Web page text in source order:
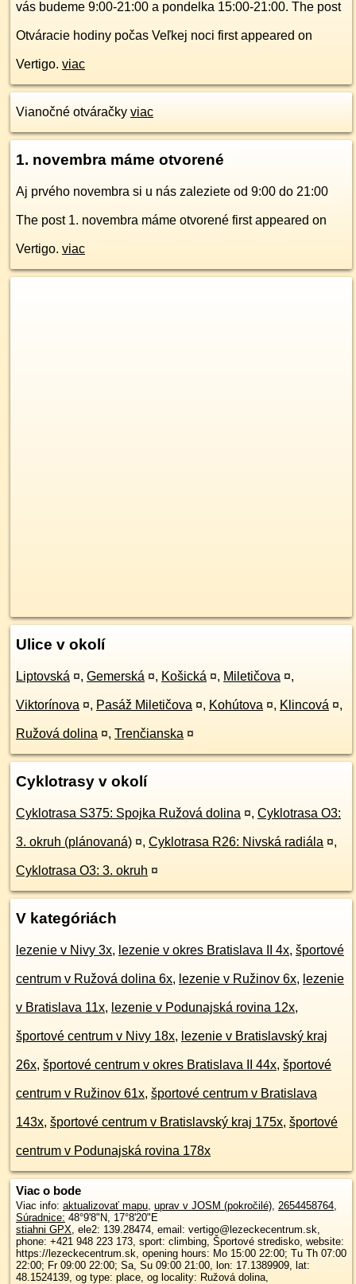
vás budeme 9:00-21:00 a pondelka 15:00-21:00. The post
Otváracie hodiny počas Veľkej noci first appeared on
Vertigo. viac
Vianočné otváračky viac
1. novembra máme otvorené
Aj prvého novembra si u nás zaleziete od 9:00 do 21:00
The post 1. novembra máme otvorené first appeared on
Vertigo. viac
Ulice v okolí
Liptovská ¤, Gemerská ¤, Košická ¤, Miletičova ¤,
Viktorínova ¤, Pasáž Miletičova ¤, Kohútova ¤, Klincová ¤,
Ružová dolina ¤, Trenčianska ¤
Cyklotrasy v okolí
Cyklotrasa S375: Spojka Ružová dolina ¤, Cyklotrasa O3:
3. okruh (plánovaná) ¤, Cyklotrasa R26: Nivská radiála ¤,
Cyklotrasa O3: 3. okruh ¤
V kategóriách
lezenie v Nivy 3x, lezenie v okres Bratislava II 4x, športové
centrum v Ružová dolina 6x, lezenie v Ružinov 6x, lezenie
v Bratislava 11x, lezenie v Podunajská rovina 12x,
športové centrum v Nivy 18x, lezenie v Bratislavský kraj
26x, športové centrum v okres Bratislava II 44x, športové
centrum v Ružinov 61x, športové centrum v Bratislava
143x, športové centrum v Bratislavský kraj 175x, športové
centrum v Podunajská rovina 178x
Viac o bode
Viac info: aktualizovať mapu, uprav v JOSM (pokročilé), 2654458764,
Súradnice: 48°9'8"N, 17°8'20"E
stiahni GPX, ele2: 139.28474, email: vertigo@lezeckecentrum.sk,
phone: +421 948 223 173, sport: climbing, Športové stredisko, website:
https://lezeckecentrum.sk, opening hours: Mo 15:00 22:00; Tu Th 07:00
22:00; Fr 09:00 22:00; Sa, Su 09:00 21:00, lon: 17.1389909, lat:
48.1524139, og type: place, og locality: Ružová dolina,